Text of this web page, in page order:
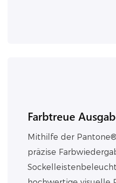
Farbtreue
Mithilfe der
präzise